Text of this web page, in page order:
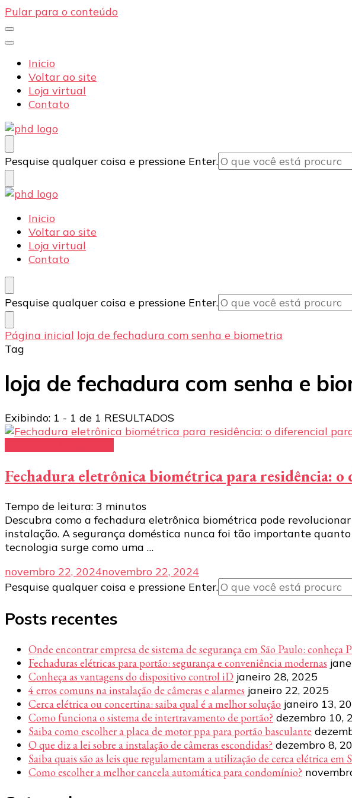
Pular para o conteúdo
Inicio
Voltar ao site
Loja virtual
Contato
PHD Seg
Blog
Procurando
algo?
Pesquise qualquer coisa e pressione Enter.
PHD Seg
Blog
Inicio
Voltar ao site
Loja virtual
Contato
Procurando
algo?
Pesquise qualquer coisa e pressione Enter.
Página inicial loja de fechadura com senha e biometria
Tag
loja de fechadura com senha e
Exibindo: 1 - 1 de 1 RESULTADOS
Fechadura eletrônica biométrica para residência:
Tempo de leitura: 3 minutos
Descubra como a fechadura eletrônica biométrica pode
instalação. A segurança doméstica nunca foi tão importante
tecnologia surge como uma …
novembro 22, 2024novembro 22, 2024
Procurando
Pesquise qualquer coisa e pressione Enter.
Posts recentes
Onde encontrar empresa de sistema de segurança em São Paulo: conheça
Fechaduras elétricas para portão: segurança e conveniência modernas
Conheça as vantagens do dispositivo control iD janeiro 28, 2025
4 erros comuns na instalação de câmeras e alarmes janeiro 22, 2025
Cerca elétrica ou concertina: saiba qual é a melhor solução janeiro 13,
Como funciona o sistema de intertravamento de portão? dezembro 10,
Saiba como escolher a placa de motor ppa para portão basculante
O que diz a lei sobre a instalação de câmeras escondidas? dezembro 8,
Saiba quais são as leis que regulamentam a utilização de cerca elétrica em
Como escolher a melhor cancela automática para condomínio?